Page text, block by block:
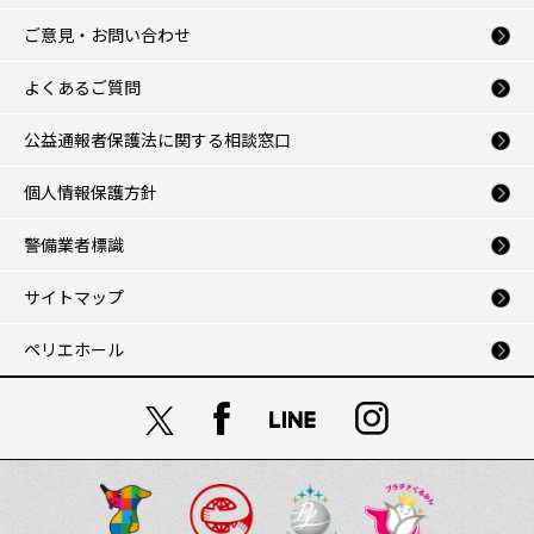
ご意見・お問い合わせ
よくあるご質問
公益通報者保護法に関する相談窓口
個人情報保護方針
警備業者標識
サイトマップ
ペリエホール